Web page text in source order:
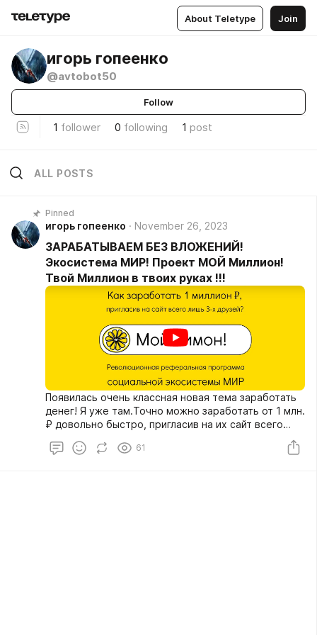
About Teletype Join
игорь гопеенко
@avtobot50
Follow
1 follower 0 following 1 post
ALL POSTS
Pinned
игорь гопеенко November 26, 2023
ЗАРАБАТЫВАЕМ БЕЗ ВЛОЖЕНИЙ!
Экосистема МИР! Проект МОЙ Миллион!
Твой Миллион в твоих руках !!!
Появилась очень классная новая тема заработать
денег! Я уже там.Точно можно заработать от 1 млн.
₽ довольно быстро, пригласив на их сайт всего
только зарабатывать.
61